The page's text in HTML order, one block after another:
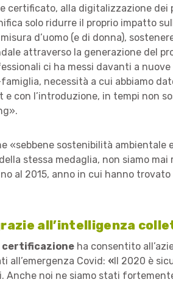
certificato, alla digitalizzazione dei
solo ridurre il proprio impatto
d’uomo (e di donna),
attraverso la generazione del
ci ha messi davanti a
necessità a cui abbiamo
e con l’introduzione, in tempi non
«sebbene sostenibilità ambientale
stessa medaglia, non siamo
al 2015, anno in cui hanno
all’intelligenza
certificazione ha consentito
all’emergenza Covid: «Il 2020 è
Anche noi ne siamo stati